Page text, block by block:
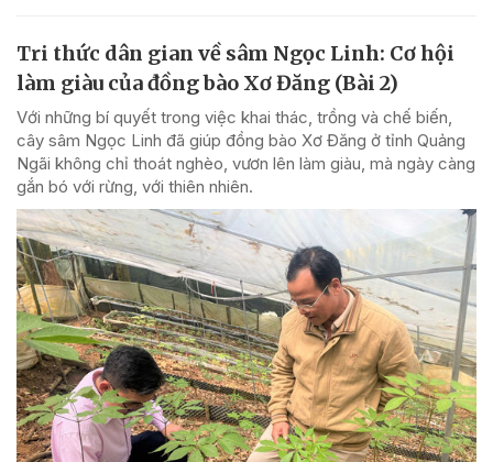
Tri thức dân gian về sâm Ngọc Linh: Cơ hội
làm giàu của đồng bào Xơ Đăng (Bài 2)
Với những bí quyết trong việc khai thác, trồng và chế biến,
cây sâm Ngọc Linh đã giúp đồng bào Xơ Đăng ở tỉnh Quảng
Ngãi không chỉ thoát nghèo, vươn lên làm giàu, mà ngày càng
gắn bó với rừng, với thiên nhiên.